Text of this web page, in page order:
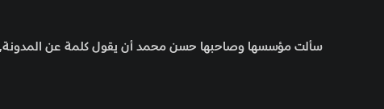
سألت مؤسسها وصاحبها حسن محمد أن يقول كلمة عن